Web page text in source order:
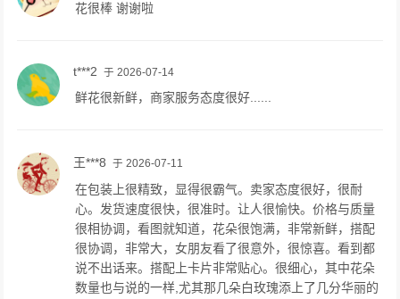
花很棒 谢谢啦
t***2 于 2026-07-14
鲜花很新鲜，商家服务态度很好......
王***8 于 2026-07-11
在包装上很精致，显得很霸气。卖家态度很好，很耐
心。发货速度很快，很准时。让人很愉快。价格与质量
很相协调，看图就知道，花朵很饱满，非常新鲜，搭配
很协调，非常大，女朋友看了很意外，很惊喜。看到都
说不出话来。搭配上卡片非常贴心。很细心，其中花朵
数量也与说的一样,尤其那几朵白玫瑰添上了几分华丽的